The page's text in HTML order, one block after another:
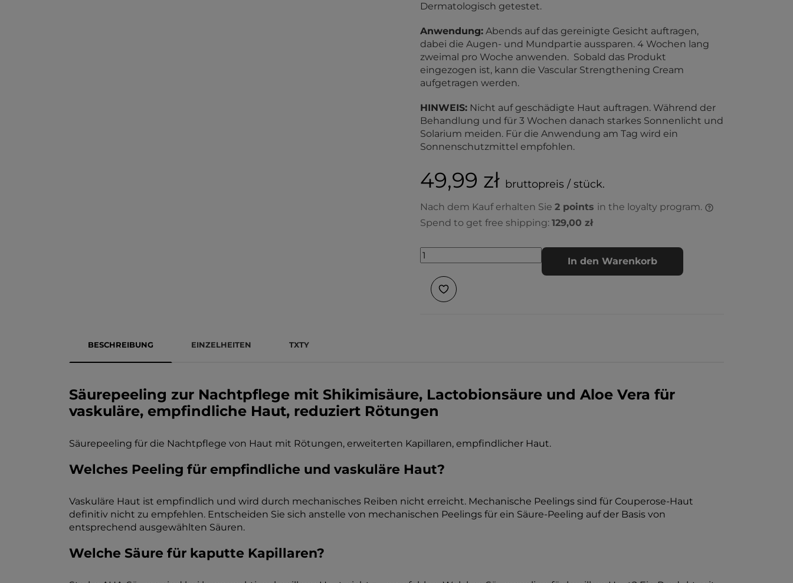
Dermatologisch getestet.
Anwendung: Abends auf das gereinigte Gesicht auftragen,
dabei die Augen- und Mundpartie aussparen. 4 Wochen lang
zweimal pro Woche anwenden. Sobald das Produkt
eingezogen ist, kann die Vascular Strengthening Cream
aufgetragen werden.
HINWEIS: Nicht auf geschädigte Haut auftragen. Während der
Behandlung und für 3 Wochen danach starkes Sonnenlicht und
Solarium meiden. Für die Anwendung am Tag wird ein
Sonnenschutzmittel empfohlen.
49,99 zł bruttopreis / stück.
Nach dem Kauf erhalten Sie 2 points in the loyalty program.
Spend to get free shipping: 129,00 zł
In den Warenkorb
BESCHREIBUNG EINZELHEITEN TXTY
Säurepeeling zur Nachtpflege mit Shikimisäure, Lactobionsäure und Aloe Vera für
vaskuläre, empfindliche Haut, reduziert Rötungen
Säurepeeling für die Nachtpflege von Haut mit Rötungen, erweiterten Kapillaren, empfindlicher Haut.
Welches Peeling für empfindliche und vaskuläre Haut?
Vaskuläre Haut ist empfindlich und wird durch mechanisches Reiben nicht erreicht. Mechanische Peelings sind für Couperose-Haut
definitiv nicht zu empfehlen. Entscheiden Sie sich anstelle von mechanischen Peelings für ein Säure-Peeling auf der Basis von
entsprechend ausgewählten Säuren.
Welche Säure für kaputte Kapillaren?